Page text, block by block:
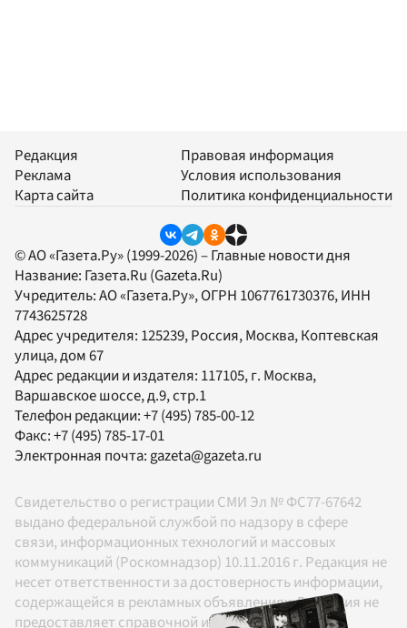
Редакция
Реклама
Карта сайта
Правовая информация
Условия использования
Политика конфиденциальности
© АО «Газета.Ру» (1999-2026) – Главные новости дня
Название: Газета.Ru (Gazeta.Ru)
Учредитель:АО «Газета.Ру», ОГРН 1067761730376, ИНН
7743625728
Адрес учредителя: 125239, Россия, Москва, Коптевская
улица, дом 67
Адрес редакции и издателя: 117105, г. Москва,
Варшавское шоссе, д.9, стр.1
Телефон редакции:+7 (495) 785-00-12
Факс:+7 (495) 785-17-01
Электронная почта:gazeta@gazeta.ru
Свидетельство о регистрации СМИ Эл № ФС77-67642
выдано федеральной службой по надзору в сфере
связи, информационных технологий и массовых
коммуникаций (Роскомнадзор) 10.11.2016 г. Редакция не
несет ответственности за достоверность информации,
содержащейся в рекламных объявлениях. Редакция не
предоставляет справочной информации.